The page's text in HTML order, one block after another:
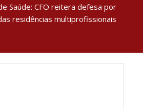
Saúde: CFO reitera defesa por
residências multiprofissionais